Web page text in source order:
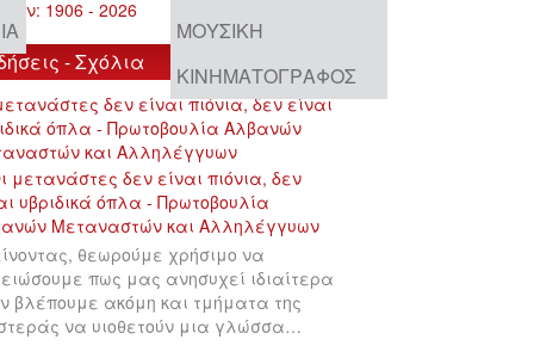
ΜΟΥΣΙΚΉ
ΚΙΝΗΜΑΤΟΓΡΆΦΟΣ
- Σχόλια
δεν είναι πιόνια, δεν είναι
όπλα - Πρωτοβουλία Αλβανών
και Αλληλέγγυων
θεωρούμε χρήσιμο να
πως μας ανησυχεί ιδιαίτερα
βλέπουμε ακόμη και τμήματα της
να υιοθετούν μια γλώσσα…